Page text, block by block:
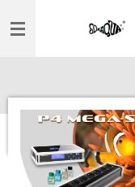
Hauptinhalt